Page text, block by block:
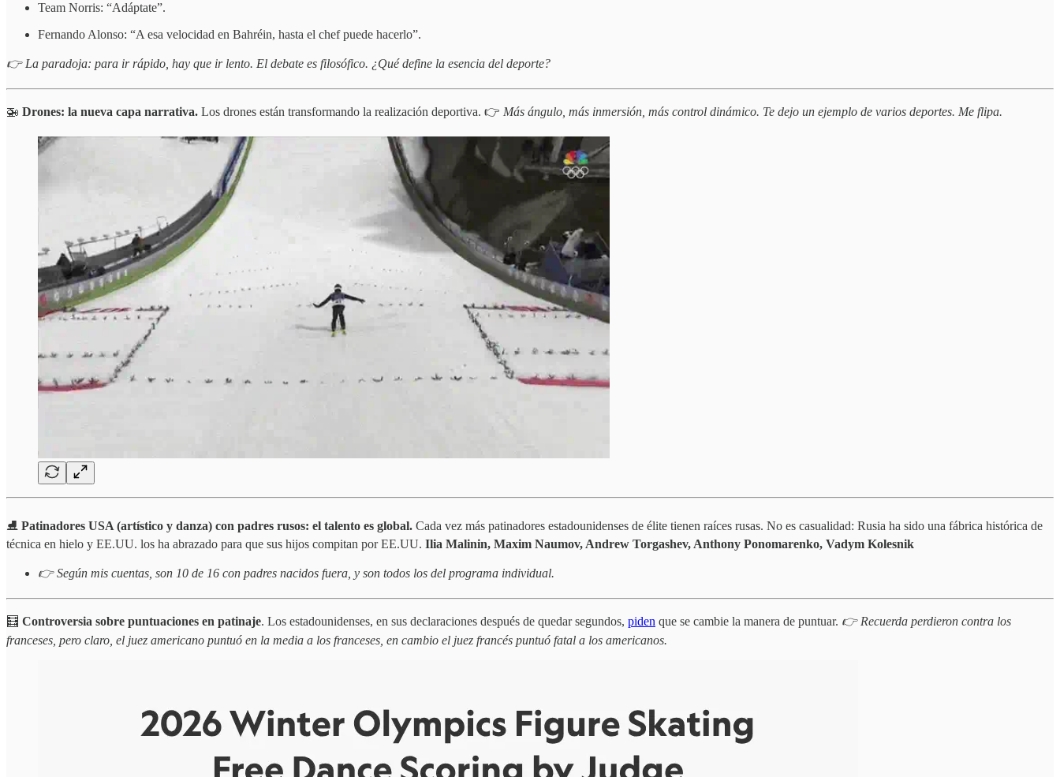
Team Norris: “Adáptate”.
Fernando Alonso: “A esa velocidad en Bahréin, hasta el chef puede hacerlo”.
👉 La paradoja: para ir rápido, hay que ir lento. El debate es filosófico. ¿Qué define la esencia del deporte?
🚁 Drones: la nueva capa narrativa. Los drones están transformando la realización deportiva. 👉 Más ángulo, más inmersión, más control dinámico. Te dejo un ejemplo de varios deportes. Me flipa.
⛸️ Patinadores USA (artístico y danza) con padres rusos: el talento es global. Cada vez más patinadores estadounidenses de élite tienen raíces rusas. No es casualidad: Rusia ha sido una fábrica histórica de
técnica en hielo y EE.UU. los ha abrazado para que sus hijos compitan por EE.UU. Ilia Malinin, Maxim Naumov, Andrew Torgashev, Anthony Ponomarenko, Vadym Kolesnik
👉 Según mis cuentas, son 10 de 16 con padres nacidos fuera, y son todos los del programa individual.
🧮 Controversia sobre puntuaciones en patinaje. Los estadounidenses, en sus declaraciones después de quedar segundos, piden que se cambie la manera de puntuar. 👉 Recuerda perdieron contra los
franceses, pero claro, el juez americano puntuó en la media a los franceses, en cambio el juez francés puntuó fatal a los americanos.